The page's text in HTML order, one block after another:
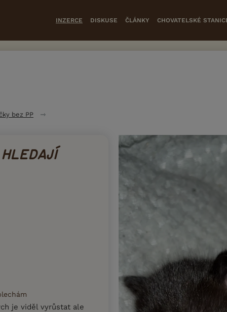
INZERCE DISKUSE ČLÁNKY CHOVATELSKÉ
bez PP
HLEDAJÍ
je viděl vyrůstat ale